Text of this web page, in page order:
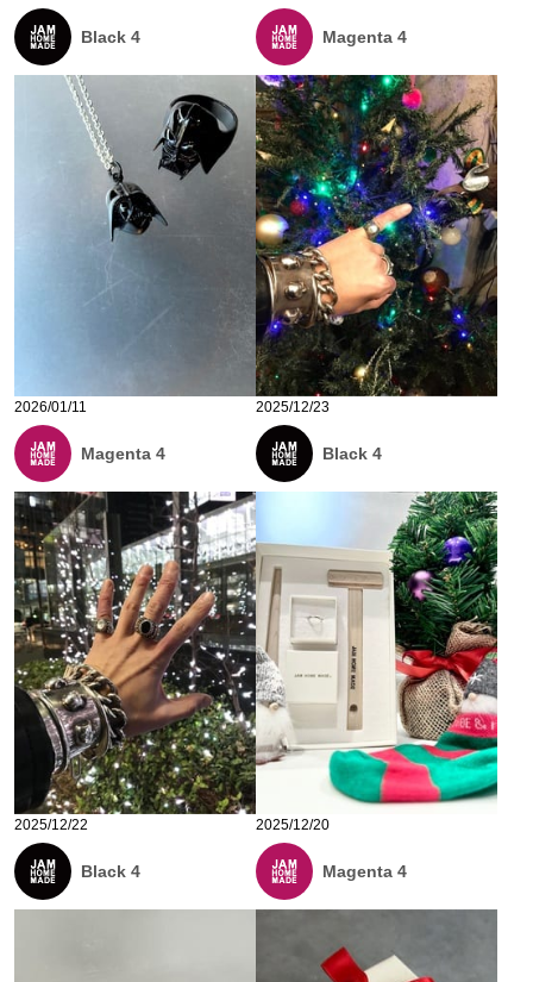
Black 4 Magenta 4
2026/01/11
Magenta 4
2025/12/23
Black 4
2025/12/22
Black 4
2025/12/20
Magenta 4